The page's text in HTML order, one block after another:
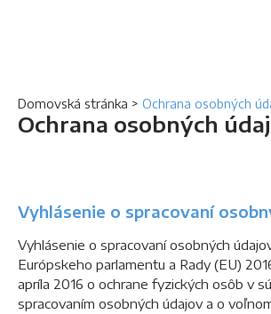
Domovská stránka > Ochrana osobných
Ochrana osobných
Vyhlásenie o spracovaní
Vyhlásenie o spracovaní osobných
Európskeho parlamentu a Rady (EU)
apríla 2016 o ochrane fyzických osôb v
spracovaním osobných údajov a o